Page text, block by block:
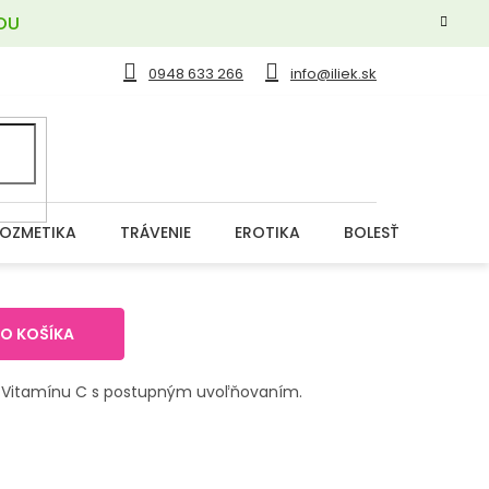
0948 633 266 info@iliek.sk
TRÁVENIE EROTIKA BOLESŤ
KOŠÍKA
C s postupným uvoľňovaním.